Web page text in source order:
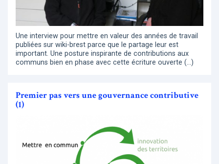
Une interview pour mettre en valeur des années de travail
publiées sur wiki-brest parce que le partage leur est
important. Une posture inspirante de contributions aux
communs bien en phase avec cette écriture ouverte (…)
Premier pas vers une gouvernance contributive
(1)